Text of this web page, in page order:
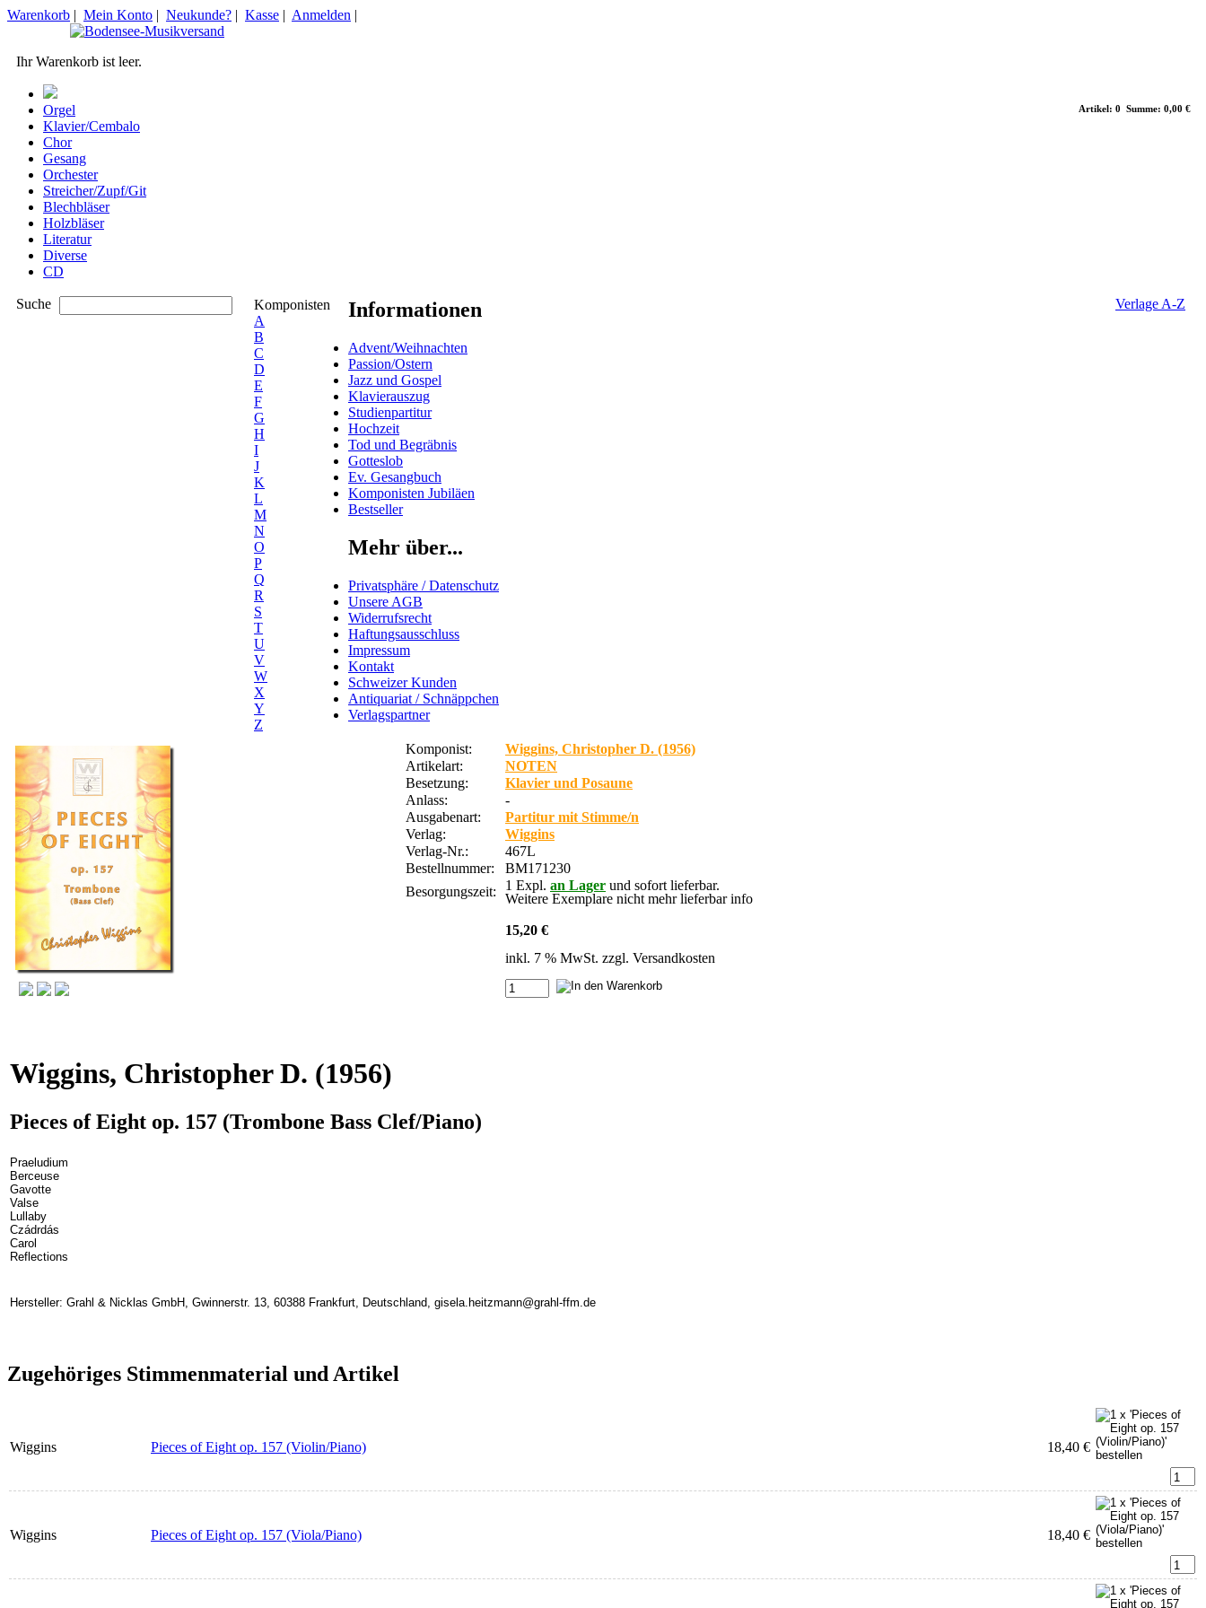
Artikel: 0 Summe: 0,00 €
Warenkorb | Mein Konto | Neukunde? | Kasse | Anmelden |
Ihr Warenkorb ist leer.
Orgel
Klavier/Cembalo
Chor
Gesang
Orchester
Streicher/Zupf/Git
Blechbläser
Holzbläser
Literatur
Diverse
CD
Suche
Komponisten
A
B
C
D
E
F
G
H
I
J
K
L
M
N
O
P
Q
R
S
T
U
V
W
X
Y
Z
Verlage A-Z
Informationen
Advent/Weihnachten
Passion/Ostern
Jazz und Gospel
Klavierauszug
Studienpartitur
Hochzeit
Tod und Begräbnis
Gotteslob
Ev. Gesangbuch
Komponisten Jubiläen
Bestseller
Mehr über...
Privatsphäre / Datenschutz
Unsere AGB
Widerrufsrecht
Haftungsausschluss
Impressum
Kontakt
Schweizer Kunden
Antiquariat / Schnäppchen
Verlagspartner
Komponist:
Wiggins, Christopher D. (1956)
Artikelart:
NOTEN
Besetzung:
Klavier und Posaune
Anlass:
-
Ausgabenart:
Partitur mit Stimme/n
Verlag:
Wiggins
Verlag-Nr.:
467L
Bestellnummer:
BM171230
Besorgungszeit:
1 Expl. an Lager und sofort lieferbar.
Weitere Exemplare nicht mehr lieferbarinfo
15,20 €
inkl. 7 % MwSt. zzgl. Versandkosten
Wiggins, Christopher D. (1956)
Pieces of Eight op. 157 (Trombone Bass Clef/Piano)
Praeludium
Berceuse
Gavotte
Valse
Lullaby
Czádrdás
Carol
Reflections
Hersteller: Grahl & Nicklas GmbH, Gwinnerstr. 13, 60388 Frankfurt, Deutschland, gisela.heitzmann@grahl-ffm.de
Zugehöriges Stimmenmaterial und Artikel
Wiggins Pieces of Eight op. 157 (Violin/Piano) 18,40 €
Wiggins Pieces of Eight op. 157 (Viola/Piano) 18,40 €